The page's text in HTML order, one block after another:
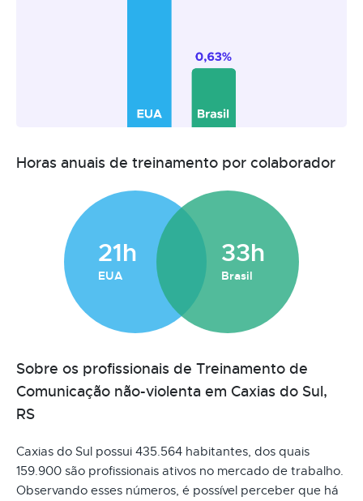
Horas anuais de treinamento por colaborador
21h
EUA
33h
Brasil
Sobre os profissionais de Treinamento de
Comunicação não-violenta em Caxias do Sul,
RS
Caxias do Sul possui 435.564 habitantes, dos quais
159.900 são profissionais ativos no mercado de trabalho.
Observando esses números, é possível perceber que há